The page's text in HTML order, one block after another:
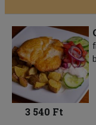
3 540 Ft